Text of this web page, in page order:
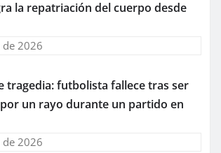
la repatriación del cuerpo desde
de 2026
tragedia: futbolista fallece tras ser
un rayo durante un partido en
de 2026